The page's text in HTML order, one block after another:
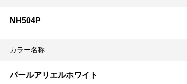
NH504P
カラー名称
パールアリエルホワイト